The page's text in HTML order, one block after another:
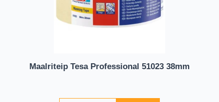
Maalriteip Tesa Professional 51023 38mm